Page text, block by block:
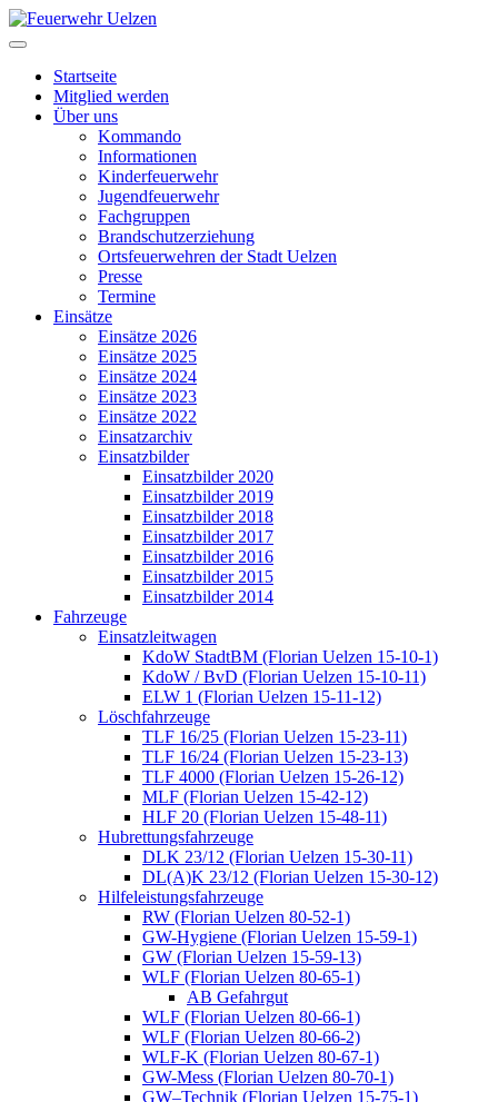
Startseite
Mitglied werden
Über uns
Kommando
Informationen
Kinderfeuerwehr
Jugendfeuerwehr
Fachgruppen
Brandschutzerziehung
Ortsfeuerwehren der Stadt Uelzen
Presse
Termine
Einsätze
Einsätze 2026
Einsätze 2025
Einsätze 2024
Einsätze 2023
Einsätze 2022
Einsatzarchiv
Einsatzbilder
Einsatzbilder 2020
Einsatzbilder 2019
Einsatzbilder 2018
Einsatzbilder 2017
Einsatzbilder 2016
Einsatzbilder 2015
Einsatzbilder 2014
Fahrzeuge
Einsatzleitwagen
KdoW StadtBM (Florian Uelzen 15-10-1)
KdoW / BvD (Florian Uelzen 15-10-11)
ELW 1 (Florian Uelzen 15-11-12)
Löschfahrzeuge
TLF 16/25 (Florian Uelzen 15-23-11)
TLF 16/24 (Florian Uelzen 15-23-13)
TLF 4000 (Florian Uelzen 15-26-12)
MLF (Florian Uelzen 15-42-12)
HLF 20 (Florian Uelzen 15-48-11)
Hubrettungsfahrzeuge
DLK 23/12 (Florian Uelzen 15-30-11)
DL(A)K 23/12 (Florian Uelzen 15-30-12)
Hilfeleistungsfahrzeuge
RW (Florian Uelzen 80-52-1)
GW-Hygiene (Florian Uelzen 15-59-1)
GW (Florian Uelzen 15-59-13)
WLF (Florian Uelzen 80-65-1)
AB Gefahrgut
WLF (Florian Uelzen 80-66-1)
WLF (Florian Uelzen 80-66-2)
WLF-K (Florian Uelzen 80-67-1)
GW-Mess (Florian Uelzen 80-70-1)
GW–Technik (Florian Uelzen 15-75-1)